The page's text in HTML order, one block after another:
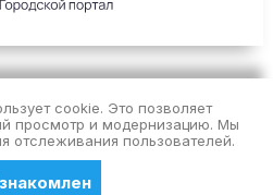
cookie. Это позволяет
просмотр и модернизацию. Мы
отслеживания пользователей.